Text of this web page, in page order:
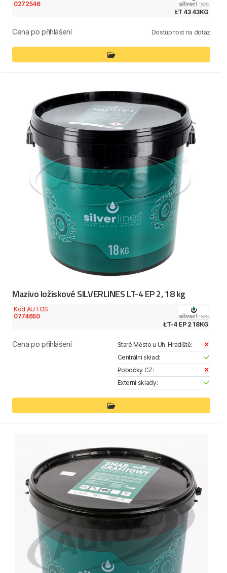
0272546
ŁT 43 43KG
Cena po přihlášení Dostupnost na dotaz
Mazivo ložiskové SILVERLINES LT-4 EP 2, 18 kg
Kód AUTOS
0774650
ŁT-4 EP 2 18KG
Cena po přihlášení
Staré Město u Uh. Hradiště:
Centrální sklad:
Pobočky CZ:
Externí sklady: